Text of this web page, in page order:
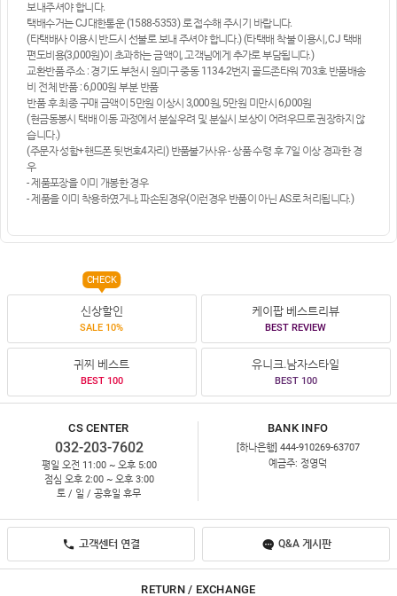
보내주셔야 합니다.
택배수거는 CJ대한통운 (1588-5353) 로 접수해 주시기 바랍니다.
(타택배사 이용시 반드시 선불로 보내 주셔야 합니다.) (타택배 착불 이용시, CJ 택배
편도비용(3,000원)이 초과하는 금액이, 고객님에게 추가로 부담됩니다.)
교환반품 주소 : 경기도 부천시 원미구 중동 1134-2번지 골드존타워 703호 반품배송
비 전체 반품 : 6,000원 부분 반품
반품 후 최종 구매 금액이 5만원 이상시 3,000원, 5만원 미만시 6,000원
(현금동봉시 택배 이동 과정에서 분실우려 및 분실시 보상이 어려우므로 권장하지 않
습니다.)
(주문자 성함+핸드폰 뒷번호4자리) 반품불가사유 - 상품 수령 후 7일 이상 경과한 경
우
- 제품포장을 이미 개봉한 경우
- 제품을 이미 착용하였거나, 파손된경우(이런경우 반품이 아닌 AS로 처리됩니다.)
신상할인
SALE 10%
CHECK
케이팝 베스트리뷰
BEST REVIEW
귀찌 베스트
BEST 100
유니크.남자스타일
BEST 100
CS CENTER
032-203-7602
평일 오전 11:00 ~ 오후 5:00
점심 오후 2:00 ~ 오후 3:00
토 / 일 / 공휴일 휴무
BANK INFO
[하나은행] 444-910269-63707
예금주: 정영덕
고객센터 연결 Q&A 게시판
RETURN / EXCHANGE